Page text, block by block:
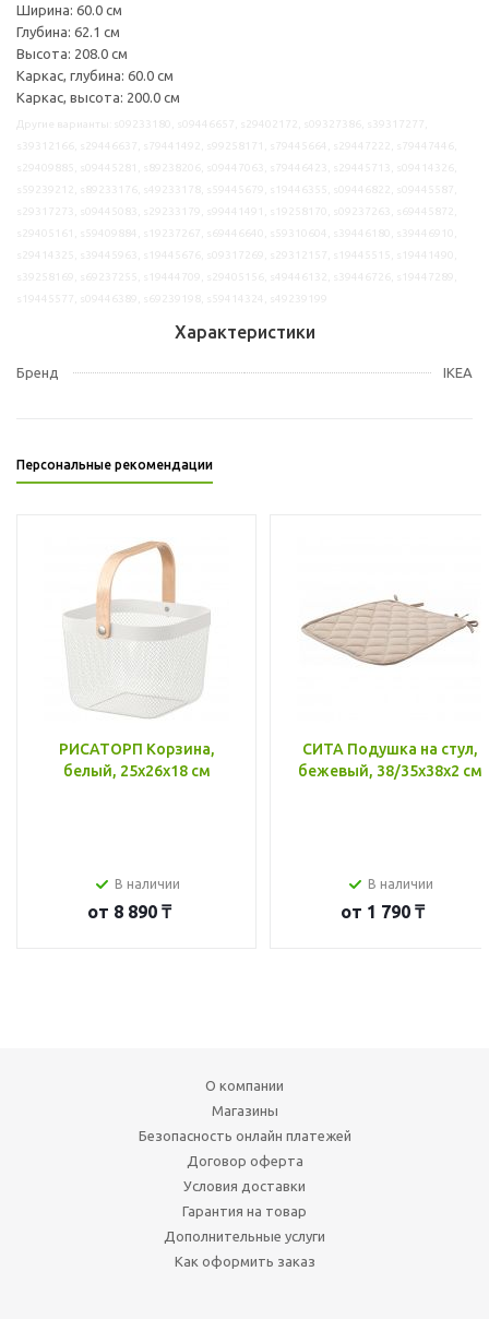
Ширина: 60.0 см
Глубина: 62.1 см
Высота: 208.0 см
Каркас, глубина: 60.0 см
Каркас, высота: 200.0 см
Характеристики
Бренд IKEA
Персональные рекомендации
РИСАТОРП Корзина,
белый, 25x26x18 см
В наличии
от 8 890 ₸
СИТА Подушка на стул,
бежевый, 38/35x38x2 см
В наличии
от 1 790 ₸
О компании
Магазины
Безопасность онлайн платежей
Договор оферта
Условия доставки
Гарантия на товар
Дополнительные услуги
Как оформить заказ